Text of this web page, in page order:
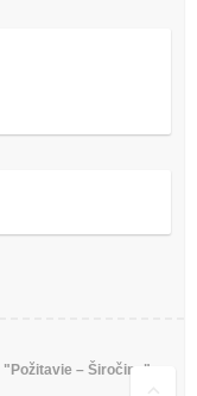
"Požitavie – Širočina"